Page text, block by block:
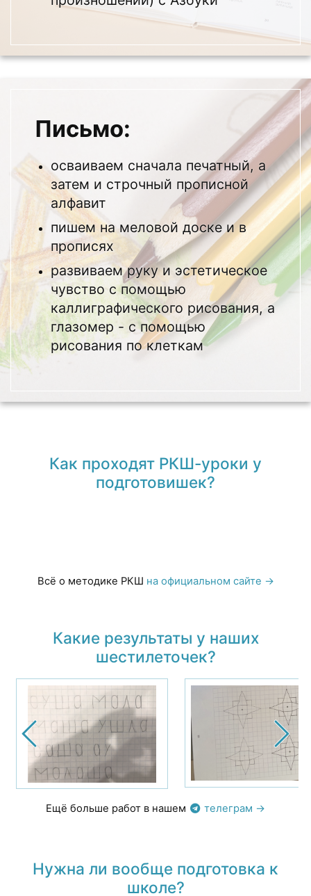
Письмо:
осваиваем сначала печатный, а
затем и строчный прописной
алфавит
пишем на меловой доске и в
прописях
развиваем руку и эстетическое
чувство с помощью
каллиграфического рисования, а
глазомер - с помощью
рисования по клеткам
Как проходят РКШ-уроки у
подготовишек?
Всё о методике РКШ на официальном сайте →
Какие результаты у наших
шестилеточек?
Ещё больше работ в нашем телеграм →
Нужна ли вообще подготовка к
школе?